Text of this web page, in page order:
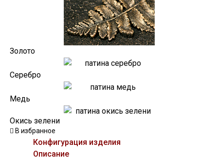
Золото
Серебро
Медь
Окись зелени
В избранное
Конфигурация изделия
Описание